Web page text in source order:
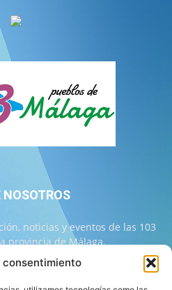
consentimiento
NOSOTROS
noticias y eventos de las 103
provincia de Málaga.
info@103malaga.com